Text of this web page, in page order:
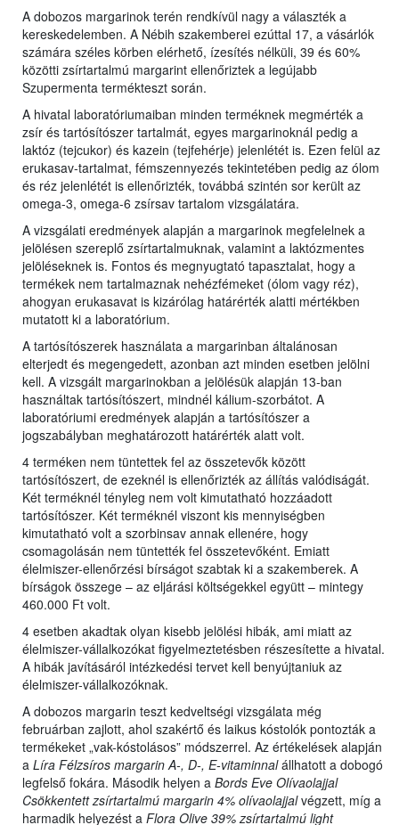
A dobozos margarinok terén rendkívül nagy a választék a
kereskedelemben. A Nébih szakemberei ezúttal 17, a vásárlók
számára széles körben elérhető, ízesítés nélküli, 39 és 60%
közötti zsírtartalmú margarint ellenőriztek a legújabb
Szupermenta termékteszt során.
A hivatal laboratóriumaiban minden terméknek megmérték a
zsír és tartósítószer tartalmát, egyes margarinoknál pedig a
laktóz (tejcukor) és kazein (tejfehérje) jelenlétét is. Ezen felül az
erukasav-tartalmat, fémszennyezés tekintetében pedig az ólom
és réz jelenlétét is ellenőrizték, továbbá szintén sor került az
omega-3, omega-6 zsírsav tartalom vizsgálatára.
A vizsgálati eredmények alapján a margarinok megfelelnek a
jelölésen szereplő zsírtartalmuknak, valamint a laktózmentes
jelöléseknek is. Fontos és megnyugtató tapasztalat, hogy a
termékek nem tartalmaznak nehézfémeket (ólom vagy réz),
ahogyan erukasavat is kizárólag határérték alatti mértékben
mutatott ki a laboratórium.
A tartósítószerek használata a margarinban általánosan
elterjedt és megengedett, azonban azt minden esetben jelölni
kell. A vizsgált margarinokban a jelölésük alapján 13-ban
használtak tartósítószert, mindnél kálium-szorbátot. A
laboratóriumi eredmények alapján a tartósítószer a
jogszabályban meghatározott határérték alatt volt.
4 terméken nem tüntettek fel az összetevők között
tartósítószert, de ezeknél is ellenőrizték az állítás valódiságát.
Két terméknél tényleg nem volt kimutatható hozzáadott
tartósítószer. Két terméknél viszont kis mennyiségben
kimutatható volt a szorbinsav annak ellenére, hogy
csomagolásán nem tüntették fel összetevőként. Emiatt
élelmiszer-ellenőrzési bírságot szabtak ki a szakemberek. A
bírságok összege – az eljárási költségekkel együtt – mintegy
460.000 Ft volt.
4 esetben akadtak olyan kisebb jelölési hibák, ami miatt az
élelmiszer-vállalkozókat figyelmeztetésben részesítette a hivatal.
A hibák javításáról intézkedési tervet kell benyújtaniuk az
élelmiszer-vállalkozóknak.
A dobozos margarin teszt kedveltségi vizsgálata még
februárban zajlott, ahol szakértő és laikus kóstolók pontozták a
termékeket „vak-kóstolásos” módszerrel. Az értékelések alapján
a Líra Félzsíros margarin A-, D-, E-vitaminnalállhatott a dobogó
legfelső fokára. Második helyen a Bords Eve Olívaolajjal
Csökkentett zsírtartalmú margarin 4% olívaolajjalvégzett, míg a
harmadik helyezést a Flora Olive 39% zsírtartalmú light